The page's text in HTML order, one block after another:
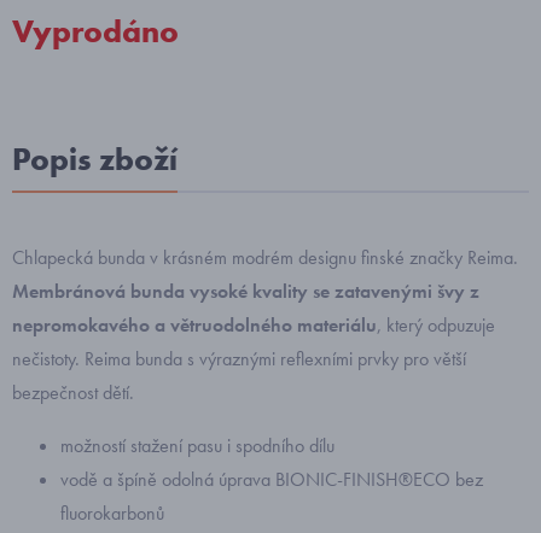
Vyprodáno
Popis zboží
Chlapecká bunda v krásném modrém designu finské značky Reima.
Membránová bunda vysoké kvality se zatavenými švy z
nepromokavého a větruodolného materiálu, který odpuzuje
nečistoty. Reima bunda s výraznými reflexními prvky pro větší
bezpečnost dětí.
možností stažení pasu i spodního dílu
vodě a špíně odolná úprava BIONIC-FINISH®ECO bez
fluorokarbonů